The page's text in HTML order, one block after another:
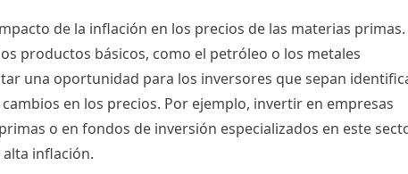
de la inflación en los precios de las materias primas.
productos básicos, como el petróleo o los metales
una oportunidad para los inversores que sepan
en los precios. Por ejemplo, invertir en empresas
o en fondos de inversión especializados en este
inflación.